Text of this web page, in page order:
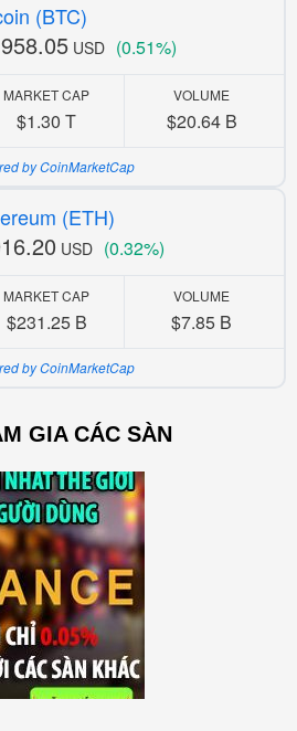
(BTC)
USD (0.51%)
MARKET CAP
$1.30 T
VOLUME
$20.64 B
by CoinMarketCap
(ETH)
USD (0.32%)
MARKET CAP
$231.25 B
VOLUME
$7.85 B
by CoinMarketCap
GIA CÁC SÀN